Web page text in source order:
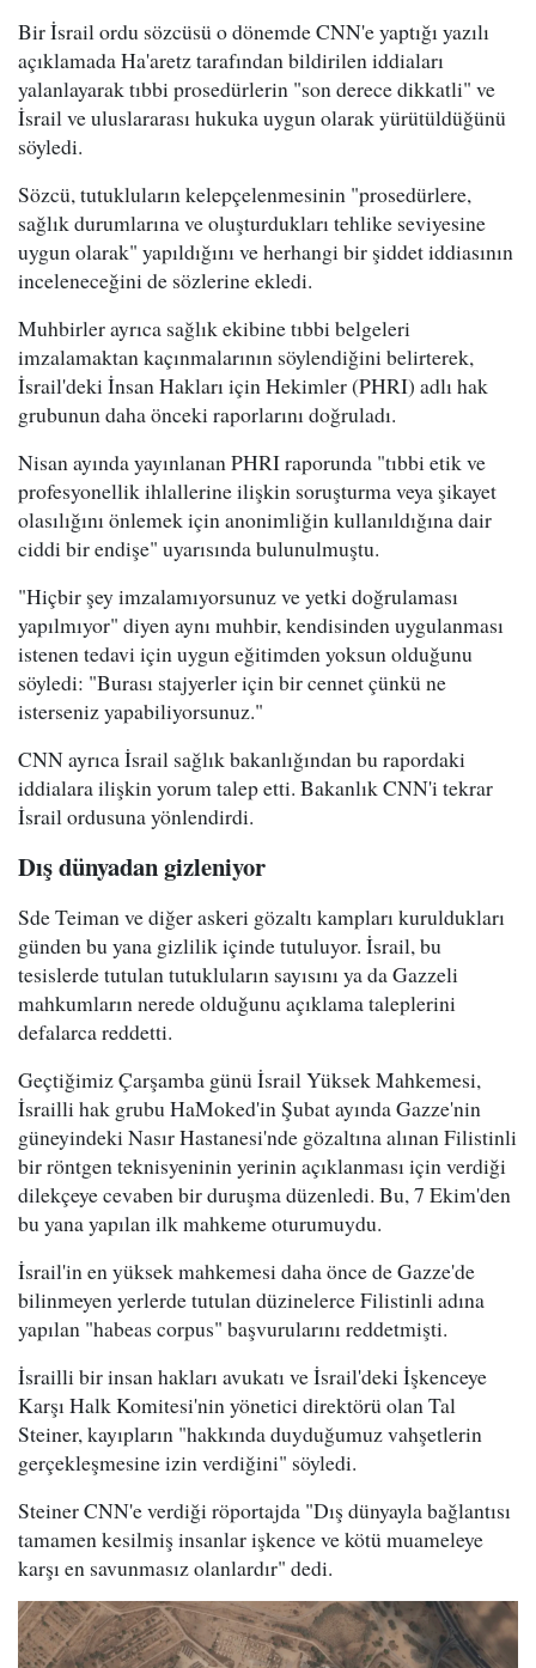
Bir İsrail ordu sözcüsü o dönemde CNN'e yaptığı yazılı
açıklamada Ha'aretz tarafından bildirilen iddiaları
yalanlayarak tıbbi prosedürlerin "son derece dikkatli" ve
İsrail ve uluslararası hukuka uygun olarak yürütüldüğünü
söyledi.
Sözcü, tutukluların kelepçelenmesinin "prosedürlere,
sağlık durumlarına ve oluşturdukları tehlike seviyesine
uygun olarak" yapıldığını ve herhangi bir şiddet iddiasının
inceleneceğini de sözlerine ekledi.
Muhbirler ayrıca sağlık ekibine tıbbi belgeleri
imzalamaktan kaçınmalarının söylendiğini belirterek,
İsrail'deki İnsan Hakları için Hekimler (PHRI) adlı hak
grubunun daha önceki raporlarını doğruladı.
Nisan ayında yayınlanan PHRI raporunda "tıbbi etik ve
profesyonellik ihlallerine ilişkin soruşturma veya şikayet
olasılığını önlemek için anonimliğin kullanıldığına dair
ciddi bir endişe" uyarısında bulunulmuştu.
"Hiçbir şey imzalamıyorsunuz ve yetki doğrulaması
yapılmıyor" diyen aynı muhbir, kendisinden uygulanması
istenen tedavi için uygun eğitimden yoksun olduğunu
söyledi: "Burası stajyerler için bir cennet çünkü ne
isterseniz yapabiliyorsunuz."
CNN ayrıca İsrail sağlık bakanlığından bu rapordaki
iddialara ilişkin yorum talep etti. Bakanlık CNN'i tekrar
İsrail ordusuna yönlendirdi.
Dış dünyadan gizleniyor
Sde Teiman ve diğer askeri gözaltı kampları kuruldukları
günden bu yana gizlilik içinde tutuluyor. İsrail, bu
tesislerde tutulan tutukluların sayısını ya da Gazzeli
mahkumların nerede olduğunu açıklama taleplerini
defalarca reddetti.
Geçtiğimiz Çarşamba günü İsrail Yüksek Mahkemesi,
İsrailli hak grubu HaMoked'in Şubat ayında Gazze'nin
güneyindeki Nasır Hastanesi'nde gözaltına alınan Filistinli
bir röntgen teknisyeninin yerinin açıklanması için verdiği
dilekçeye cevaben bir duruşma düzenledi. Bu, 7 Ekim'den
bu yana yapılan ilk mahkeme oturumuydu.
İsrail'in en yüksek mahkemesi daha önce de Gazze'de
bilinmeyen yerlerde tutulan düzinelerce Filistinli adına
yapılan "habeas corpus" başvurularını reddetmişti.
İsrailli bir insan hakları avukatı ve İsrail'deki İşkenceye
Karşı Halk Komitesi'nin yönetici direktörü olan Tal
Steiner, kayıpların "hakkında duyduğumuz vahşetlerin
gerçekleşmesine izin verdiğini" söyledi.
Steiner CNN'e verdiği röportajda "Dış dünyayla bağlantısı
tamamen kesilmiş insanlar işkence ve kötü muameleye
karşı en savunmasız olanlardır" dedi.